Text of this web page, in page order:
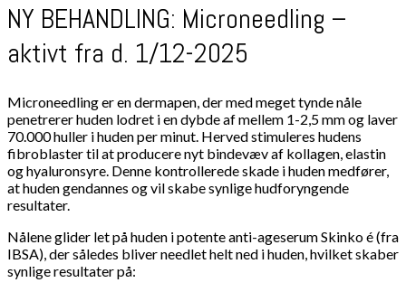
NY BEHANDLING: Microneedling –
aktivt fra d. 1/12-2025
Microneedling er en dermapen, der med meget tynde nåle
penetrerer huden lodret i en dybde af mellem 1-2,5 mm og laver
70.000 huller i huden per minut. Herved stimuleres hudens
fibroblaster til at producere nyt bindevæv af kollagen, elastin
og hyaluronsyre. Denne kontrollerede skade i huden medfører,
at huden gendannes og vil skabe synlige hudforyngende
resultater.
Nålene glider let på huden i potente anti-ageserum Skinko é (fra
IBSA), der således bliver needlet helt ned i huden, hvilket skaber
synlige resultater på: